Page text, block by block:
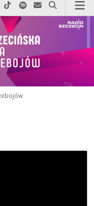
do nas zadzwoń
na Facebook-u
nas na X
Odwiedź nas na Instagram-ie
Odwiedź nas na TikTok-u
Szukaj nas na Spotify
Wyślij do nas
Szukaj